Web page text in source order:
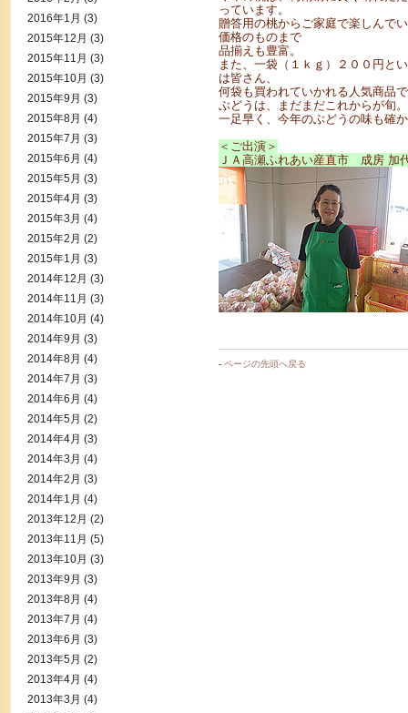
っています。
贈答用の桃からご家庭で楽しんで
価格のものまで
品揃えも豊富。
また、一袋（１ｋｇ）２００円と
は皆さん、
何袋も買われていかれる人気商品
ぶどうは、まだまだこれからが旬。
一足早く、今年のぶどうの味も確
＜ご出演＞
ＪＡ高瀬ふれあい産直市 成房 加
- ページの先頭へ戻る
2016年1月 (3)
2015年12月 (3)
2015年11月 (3)
2015年10月 (3)
2015年9月 (3)
2015年8月 (4)
2015年7月 (3)
2015年6月 (4)
2015年5月 (3)
2015年4月 (3)
2015年3月 (4)
2015年2月 (2)
2015年1月 (3)
2014年12月 (3)
2014年11月 (3)
2014年10月 (4)
2014年9月 (3)
2014年8月 (4)
2014年7月 (3)
2014年6月 (4)
2014年5月 (2)
2014年4月 (3)
2014年3月 (4)
2014年2月 (3)
2014年1月 (4)
2013年12月 (2)
2013年11月 (5)
2013年10月 (3)
2013年9月 (3)
2013年8月 (4)
2013年7月 (4)
2013年6月 (3)
2013年5月 (2)
2013年4月 (4)
2013年3月 (4)